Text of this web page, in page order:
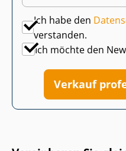
Ich habe den
verstanden.
Ich möchte den
Verkauf